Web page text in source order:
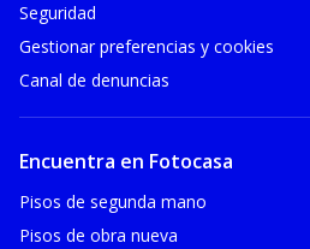
Seguridad
Gestionar preferencias y cookies
Canal de denuncias
Encuentra en Fotocasa
Pisos de segunda mano
Pisos de obra nueva